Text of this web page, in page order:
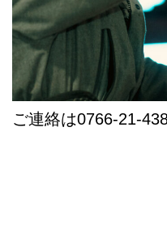
ご連絡は0766-21-